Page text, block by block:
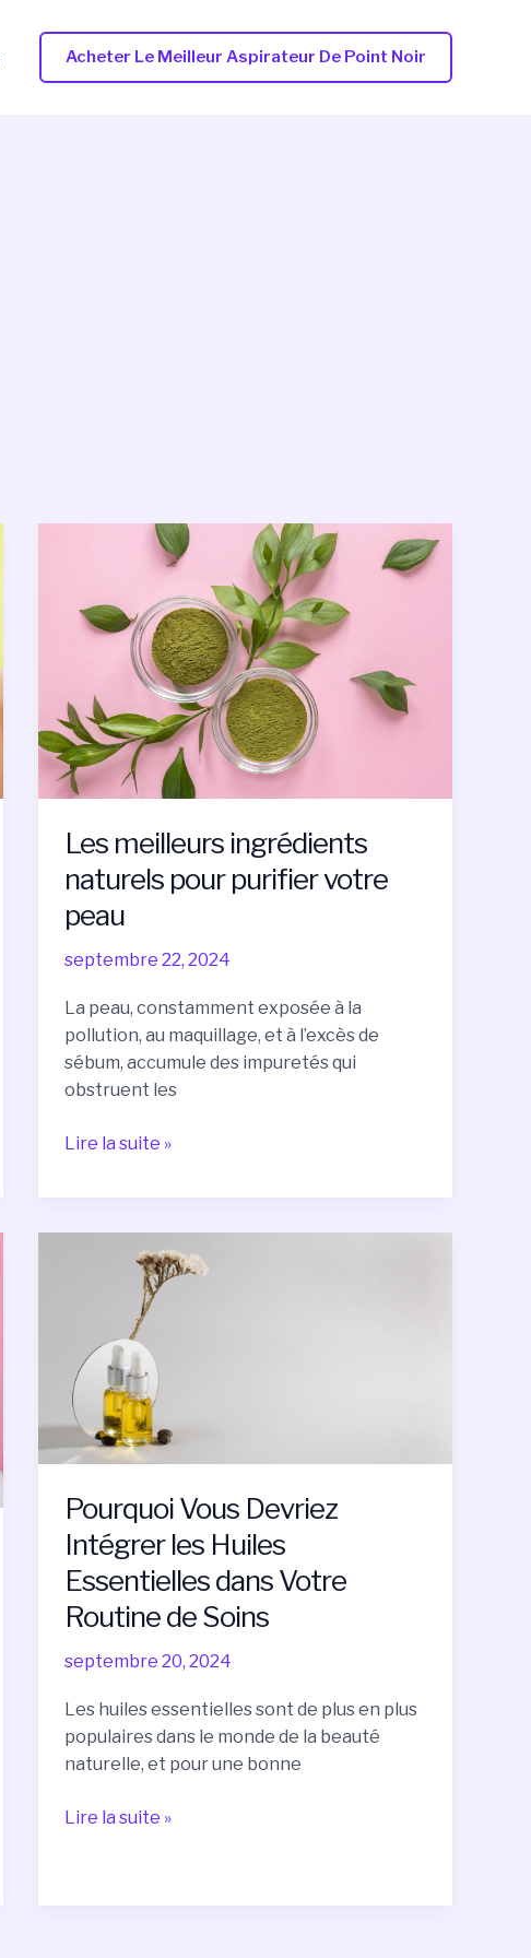
Acheter Le Meilleur Aspirateur De Point Noir
Les meilleurs ingrédients
naturels pour purifier votre
peau
septembre 22, 2024
La peau, constamment exposée à la
pollution, au maquillage, et à l’excès de
sébum, accumule des impuretés qui
obstruent les
naturels
votre
peau
Lire la suite »
Pourquoi Vous Devriez
Intégrer les Huiles
Essentielles dans Votre
Routine de Soins
septembre 20, 2024
Les huiles essentielles sont de plus en plus
populaires dans le monde de la beauté
naturelle, et pour une bonne
Intégrer
les
Huiles
Essentielles
dans
Votre
de
Soins
Lire la suite »